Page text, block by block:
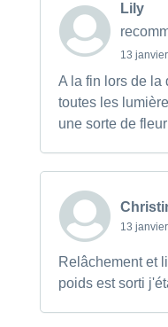
Lily
13
A la fin lors de la
toutes les
une sorte de
13
Relâchement et
poids est sorti